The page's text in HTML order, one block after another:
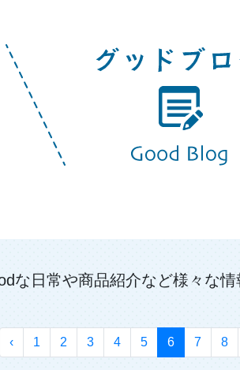
な日常や商品紹介など様々な
‹ 1 2 3 4 5 6 7 8